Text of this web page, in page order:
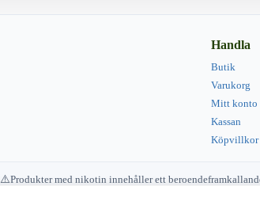
Handla
Butik
Varukorg
Mitt konto
Kassan
Köpvillkor
Produkter med nikotin innehåller ett